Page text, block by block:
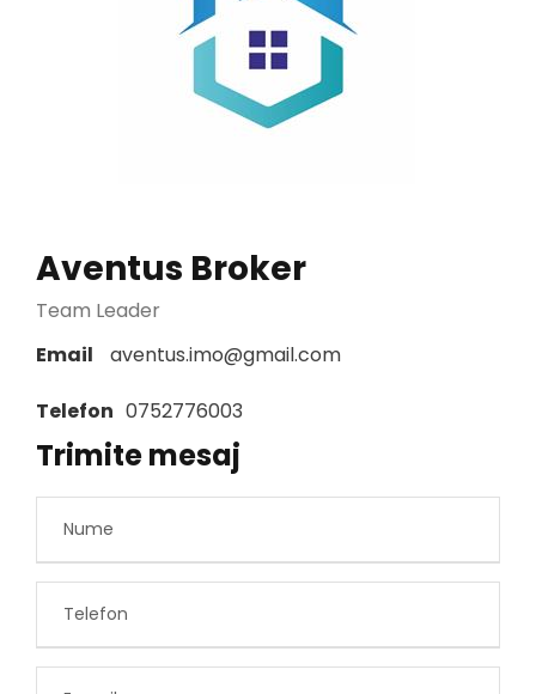
Aventus Broker
Team Leader
Email
aventus.imo@gmail.com
Telefon 0752776003
Trimite mesaj